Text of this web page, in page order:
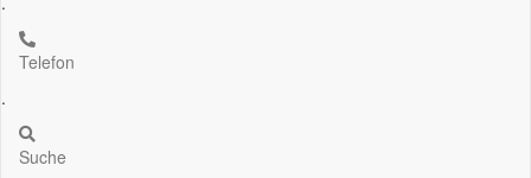
Telefon
.
Suche